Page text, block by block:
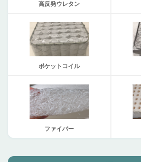
高反発ウレタン
ポケットコイル
ファイバー